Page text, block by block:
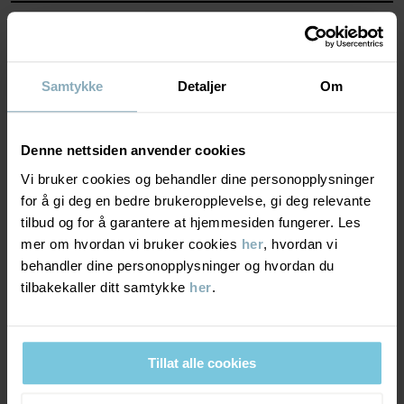
Samtykke Detaljer Om
Denne nettsiden anvender cookies
Vi bruker cookies og behandler dine personopplysninger
for å gi deg en bedre brukeropplevelse, gi deg relevante
tilbud og for å garantere at hjemmesiden fungerer. Les
mer om hvordan vi bruker cookies her, hvordan vi
behandler dine personopplysninger og hvordan du
tilbakekaller ditt samtykke her.
Tillat alle cookies
Wool Standard. Les mer på https://www.polarnopyret.se/pop-
cares/hallbara-plagg/vara-hallbarhetsmarkningar»
Produktsikkerhet:
KEEP AWAY FROM FIRE
Varenummer:60600160
Produksjonsland:Kina
Fabrikk:Qingdao Sino Textile Technique Co Ltd
Les mer
Materiale
100% Merino Wool
Pleieråd
VASK
30 °C ullprogram
Må ikke tørketromles
Må ikke renses
BÆREKRAFT
Levering & retur
Levering
Vi tilbyr fri frakt over 699 kr, og leveringstiden er 1–4 dager. I
kassen vises de tilgjengelige leveringsalternativene på bakgrunn
av postnummeret som ordren skal leveres til.
DU KAN OGSÅ VÆRE INTERESSERT I DETTE
BEST IN TEST